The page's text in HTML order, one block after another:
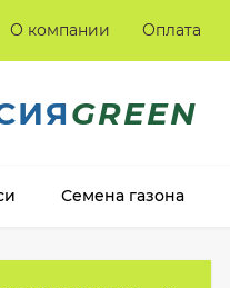
О компании Оплата
GREEN
Семена газона